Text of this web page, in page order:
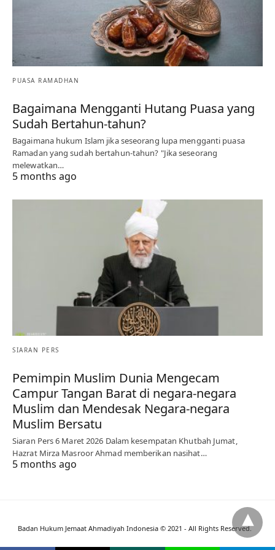
PUASA RAMADHAN
Bagaimana Mengganti Hutang Puasa yang
Sudah Bertahun-tahun?
Bagaimana hukum Islam jika seseorang lupa mengganti puasa
Ramadan yang sudah bertahun-tahun? "Jika seseorang
melewatkan…
5 months ago
SIARAN PERS
Pemimpin Muslim Dunia Mengecam
Campur Tangan Barat di negara-negara
Muslim dan Mendesak Negara-negara
Muslim Bersatu
Siaran Pers 6 Maret 2026 Dalam kesempatan Khutbah Jumat,
Hazrat Mirza Masroor Ahmad memberikan nasihat…
5 months ago
Badan Hukum Jemaat Ahmadiyah Indonesia © 2021 - All Rights Reserved.